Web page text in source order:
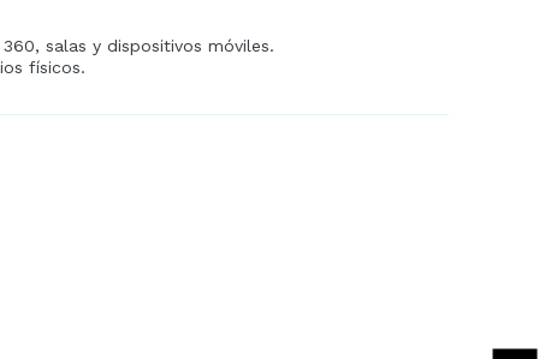
salas y dispositivos móviles.
físicos.